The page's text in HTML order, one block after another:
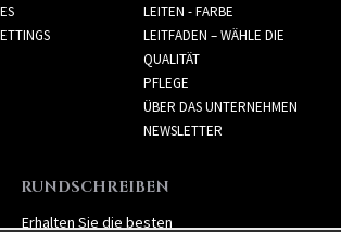
LEITEN - FARBE
LEITFADEN – WÄHLE DIE
QUALITÄT
PFLEGE
ÜBER DAS UNTERNEHMEN
NEWSLETTER
RUNDSCHREIBEN
Erhalten Sie die besten